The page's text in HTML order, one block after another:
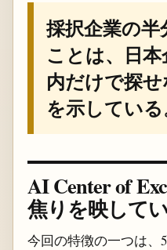
採択企業の
ことは、日
内だけで探
を示している
AI Center of
焦りを映して
今回の特徴の一つは、